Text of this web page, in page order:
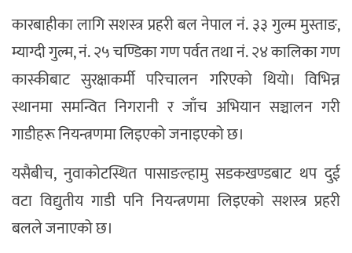
कारबाहीका लागि सशस्त्र प्रहरी बल नेपाल नं. ३३ गुल्म मुस्ताङ,
म्याग्दी गुल्म, नं. २५ चण्डिका गण पर्वत तथा नं. २४ कालिका गण
कास्कीबाट सुरक्षाकर्मी परिचालन गरिएको थियो। विभिन्न
स्थानमा समन्वित निगरानी र जाँच अभियान सञ्चालन गरी
गाडीहरू नियन्त्रणमा लिइएको जनाइएको छ।
यसैबीच, नुवाकोटस्थित पासाङल्हामु सडकखण्डबाट थप दुई
वटा विद्युतीय गाडी पनि नियन्त्रणमा लिइएको सशस्त्र प्रहरी
बलले जनाएको छ।